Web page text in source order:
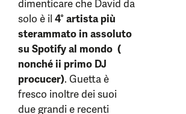
dimenticare che David da
solo è il 4° artista più
sterammato in assoluto
su Spotify al mondo (
nonché ii primo DJ
procucer). Guetta è
fresco inoltre dei suoi
due grandi e recenti